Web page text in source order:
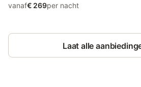
vanaf€ 269per nacht
Laat alle